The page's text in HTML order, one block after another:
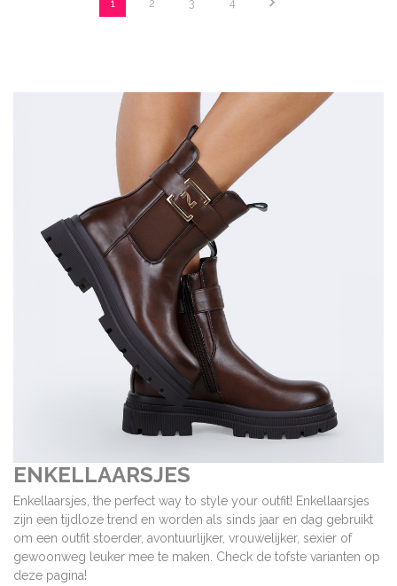
1 2 3 4
ENKELLAARSJES
Enkellaarsjes, the perfect way to style your outfit! Enkellaarsjes
zijn een tijdloze trend en worden als sinds jaar en dag gebruikt
om een outfit stoerder, avontuurlijker, vrouwelijker, sexier of
gewoonweg leuker mee te maken. Check de tofste varianten op
deze pagina!